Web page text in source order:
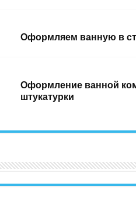
Оформляем ванную в
Оформление ванной
штукатурки